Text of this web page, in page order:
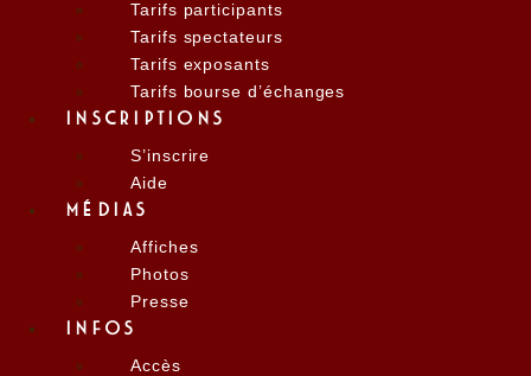
Tarifs participants
Tarifs spectateurs
Tarifs exposants
Tarifs bourse d’échanges
INSCRIPTIONS
S’inscrire
Aide
MÉDIAS
Affiches
Photos
Presse
INFOS
Accès